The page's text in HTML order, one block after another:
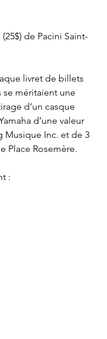
de Pacini Saint-
livret de billets
se méritaient une
d’un casque
d’une valeur
Musique Inc. et de 3
Place Rosemère.
: